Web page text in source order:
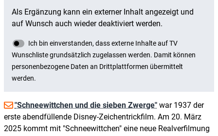
"Schneewittchen und die sieben Zwerge" war 1937 der
erste abendfüllende Disney-Zeichentrickfilm. Am 20. März
2025 kommt mit "Schneewittchen" eine neue Realverfilmung